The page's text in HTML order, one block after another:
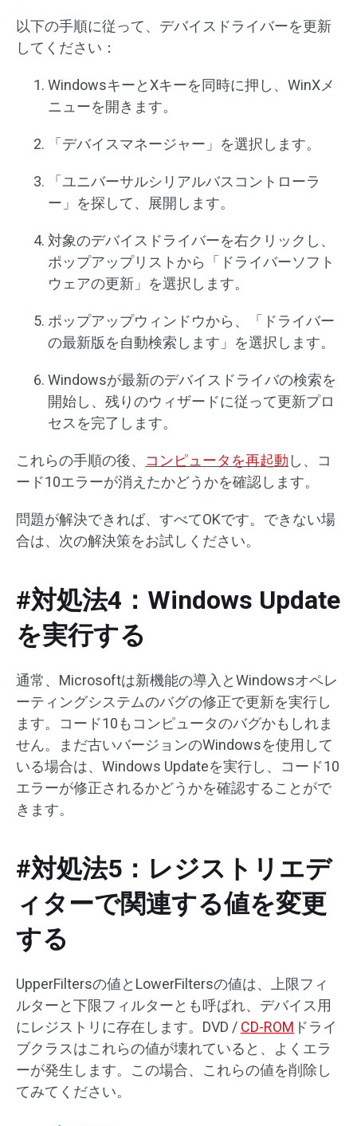
以下の手順に従って、デバイスドライバーを更新
してください：
WindowsキーとXキーを同時に押し、WinXメ
ニューを開きます。
「デバイスマネージャー」を選択します。
「ユニバーサルシリアルバスコントローラ
ー」を探して、展開します。
対象のデバイスドライバーを右クリックし、
ポップアップリストから「ドライバーソフト
ウェアの更新」を選択します。
ポップアップウィンドウから、「ドライバー
の最新版を自動検索します」を選択します。
Windowsが最新のデバイスドライバの検索を
開始し、残りのウィザードに従って更新プロ
セスを完了します。
これらの手順の後、 コンピュータを再起動 し、コ
ード10エラーが消えたかどうかを確認します。
問題が解決できれば、すべてOKです。できない場
合は、次の解決策をお試しください。
#対処法4：Windows Update
を実行する
通常、Microsoftは新機能の導入とWindowsオペレ
ーティングシステムのバグの修正で更新を実行し
ます。コード10もコンピュータのバグかもしれま
せん。まだ古いバージョンのWindowsを使用して
いる場合は、Windows Updateを実行し、コード10
エラーが修正されるかどうかを確認することがで
きます。
#対処法5：レジストリエデ
ィターで関連する値を変更
する
UpperFiltersの値とLowerFiltersの値は、上限フィ
ルターと下限フィルターとも呼ばれ、デバイス用
にレジストリに存在します。DVD / CD-ROM ドライ
ブクラスはこれらの値が壊れていると、よくエラ
ーが発生します。この場合、これらの値を削除し
てみてください。